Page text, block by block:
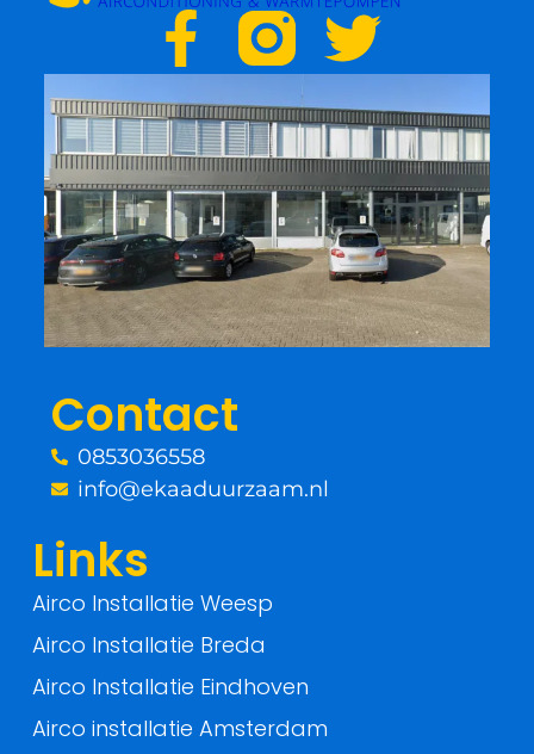
F
a
c
e
b
o
k
-
T
w
i
t
t
e
Contact
0853036558
info@ekaaduurzaam.nl
Links
Airco Installatie Weesp
Airco Installatie Breda
Airco Installatie Eindhoven
Airco installatie Amsterdam